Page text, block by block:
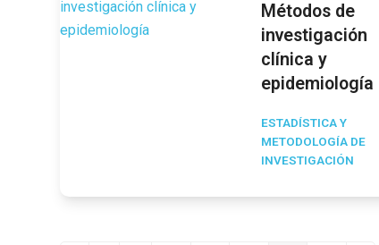
Métodos de
investigación
clínica y
epidemiología
ESTADÍSTICA Y
METODOLOGÍA DE
INVESTIGACIÓN